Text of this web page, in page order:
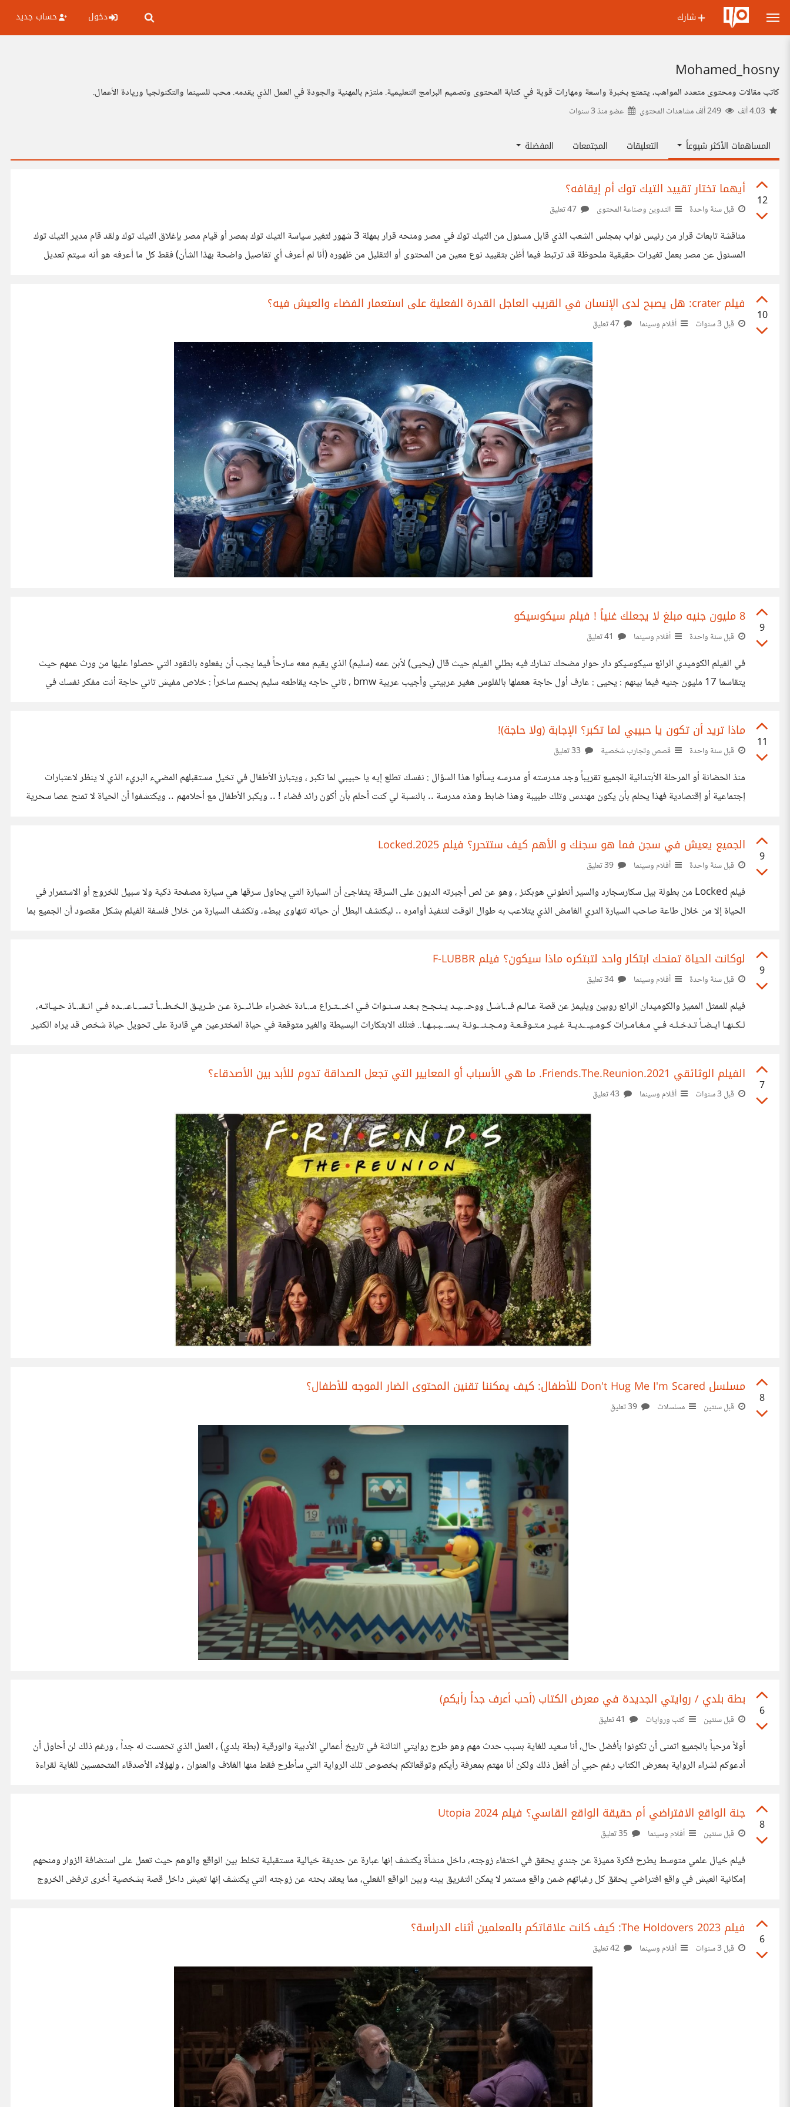
شارك دخول حساب جديد
Mohamed_hosny
كاتب مقالات ومحتوى متعدد المواهب، يتمتع بخبرة واسعة ومهارات قوية في كتابة المحتوى وتصميم البرامج التعليمية. ملتزم بالمهنية والجودة في العمل الذي يقدمه. محب للسينما والتكنولجيا وريادة الأعمال.
عضو منذ3 سنوات
المساهمات الأكثر شيوعاً التعليقات المجتمعات المفضلة
12
أيهما تختار تقييد التيك توك أم إيقافه؟
قبل سنة واحدة التدوين وصناعة المحتوى
مناقشة تابعات قرار من رئيس نواب بمجلس الشعب الذي قابل مسئول من التيك توك في مصر ومنحه قرار بمهلة 3 شهور لتغير سياسة التيك توك بمصر أو قيام مصر بإغلاق التيك توك ولقد قام مدير التيك توك
المسئول عن مصر بعمل تغيرات حقيقية ملحوظة قد ترتبط فيما أظن بتقييد نوع معين من المحتوى أو التقليل من ظهوره (أنا لم أعرف أي تفاصيل واضحة بهذا الشأن) فقط كل ما أعرفه هو أنه سيتم تعديل
10
فيلم crater: هل يصبح لدى الإنسان في القريب العاجل القدرة الفعلية على استعمار الفضاء والعيش فيه؟
قبل 3 سنوات أفلام وسينما
9
8 مليون جنيه مبلغ لا يجعلك غنياً ! فيلم سيكوسيكو
قبل سنة واحدة أفلام وسينما
في الفيلم الكوميدي الرائع سيكوسيكو دار حوار مضحك تشارك فيه بطلي الفيلم حيث قال (يحيى) لأبن عمه (سليم) الذي يقيم معه سارحاً فيما يجب أن يفعلوه بالنقود التي حصلوا عليها من ورث عمهم حيث
يتقاسما 17 مليون جنيه فيما بينهم : يحيى : عارف أول حاجة هعملها بالفلوس هغير عربيتي وأجيب عربية bmw ، تاني حاجه يقاطعه سليم بحسم ساخراً : خلاص مفيش تاني حاجة أنت مفكر نفسك في
11
ماذا تريد أن تكون يا حبيبي لما تكبر؟ الإجابة (ولا حاجة)!
قبل سنة واحدة قصص وتجارب شخصية
منذ الحضانة أو المرحلة الأبتدائية الجميع تقريباً وجد مدرسته أو مدرسه يسألوا هذا السؤال : نفسك تطلع إيه يا حبيبي لما تكبر ، ويتبارز الأطفال في تخيل مستقبلهم المضيء البريء الذي لا ينظر لاعتبارات
إجتماعية أو إقتصادية فهذا يحلم بأن يكون مهندس وتلك طبيبة وهذا ضابط وهذه مدرسة .. بالنسبة لي كنت أحلم بأن أكون رائد فضاء ! .. ويكبر الأطفال مع أحلامهم .. ويكتشفوا أن الحياة لا تمنح عصا سحرية
9
الجميع يعيش في سجن فما هو سجنك و الأهم كيف ستتحرر؟ فيلم Locked.2025
قبل سنة واحدة أفلام وسينما
فيلم Locked من بطولة بيل سكارسجارد والسير أنطوني هوبكنز ، وهو عن لص أجبرته الديون على السرقة يتفاجئ أن السيارة التي يحاول سرقها هي سيارة مصفحة ذكية ولا سبيل للخروج أو الاستمرار في
الحياة إلا من خلال طاعة صاحب السيارة الثري الغامض الذي يتلاعب به طوال الوقت لتنفيذ أوامره .. ليكتشف البطل أن حياته تتهاوى ببطء، وتكشف السيارة من خلال فلسفة الفيلم بشكل مقصود أن الجميع بما
9
لوكانت الحياة تمنحك ابتكار واحد لتبتكره ماذا سيكون؟ فيلم F-LUBBR
قبل سنة واحدة أفلام وسينما
فيلم للممثل المميز والكوميدان الرائع روبين ويليمز عن قصة عـالـم فـ.ـاشـل ووحـ.ـيـد يـنـجـح بـعـد سـنـوات فـي اخـ.ـتـراع مـ.ـادة خضـراء طـائـ.ـرة عـن طـريـق الـخـطـ.ـأ تـسـ.ـاعـ.ـده فـي انـقـ.ـاذ حـيـاتـه،
لـكـنهـا ايـضـاً تـدخـلـه فـي مـغـامـرات كـومـيـ.ـديـة غـيـر مـتـوقـعـة ومـجـنـ.ـونـة بـسـ.ـبـبـهـا.. فتلك الابتكارات البسيطة والغير متوقعة في حياة المخترعين هي قادرة على تحويل حياة شخص قد يراه الكثير
7
الفيلم الوثائقي Friends.The.Reunion.2021. ما هي الأسباب أو المعايير التي تجعل الصداقة تدوم للأبد بين الأصدقاء؟
قبل 3 سنوات أفلام وسينما
8
مسلسل Don't Hug Me I'm Scared للأطفال: كيف يمكننا تقنين المحتوى الضار الموجه للأطفال؟
قبل سنتين مسلسلات
6
بطة بلدي / روايتي الجديدة في معرض الكتاب (أحب أعرف جداً رأيكم)
قبل سنتين كتب وروايات
أولاً مرحباً بالجميع اتمنى أن تكونوا بأفضل حال، أنا سعيد للغاية بسبب حدث مهم وهو طرح روايتي الثالثة في تاريخ أعمالي الأدبية والورقية (بطة بلدي) ، العمل الذي تحمست له جداً ، ورغم ذلك لن أحاول أن
أدعوكم لشراء الرواية بمعرض الكتاب رغم حبي أن أفعل ذلك ولكن أنا مهتم بمعرفة رأيكم وتوقعاتكم بخصوص تلك الرواية التي سأطرح فقط منها الغلاف والعنوان ، ولهؤلاء الأصدقاء المتحمسين للغاية لقراءة
8
جنة الواقع الافتراضي أم حقيقة الواقع القاسي؟ فيلم 2024 Utopia
قبل سنتين أفلام وسينما
فيلم خيال علمي متوسط يطرح فكرة مميزة عن جندي يحقق في اختفاء زوجته، داخل منشأة يكتشف إنها عبارة عن حديقة خيالية مستقبلية تخلط بين الواقع والوهم حيث تعمل على استضافة الزوار ومنحهم
إمكانية العيش في واقع افتراضي يحقق كل رغباتهم ضمن واقع مستمر لا يمكن التفريق بينه وبين الواقع الفعلي، مما يعقد بحثه عن زوجته التي يكتشف إنها تعيش داخل قصة بشخصية أخرى ترفض الخروج
6
فيلم The Holdovers 2023: كيف كانت علاقاتكم بالمعلمين أثناء الدراسة؟
قبل 3 سنوات أفلام وسينما